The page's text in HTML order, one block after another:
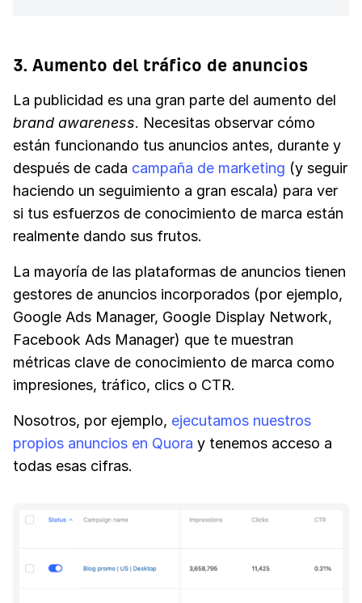
3. Aumento del tráfico de anuncios
La publicidad es una gran parte del aumento del
brand awareness. Necesitas observar cómo
están funcionando tus anuncios antes, durante y
después de cada campaña de marketing (y seguir
haciendo un seguimiento a gran escala) para ver
si tus esfuerzos de conocimiento de marca están
realmente dando sus frutos.
La mayoría de las plataformas de anuncios tienen
gestores de anuncios incorporados (por ejemplo,
Google Ads Manager, Google Display Network,
Facebook Ads Manager) que te muestran
métricas clave de conocimiento de marca como
impresiones, tráfico, clics o CTR.
Nosotros, por ejemplo, ejecutamos nuestros
propios anuncios en Quora y tenemos acceso a
todas esas cifras.